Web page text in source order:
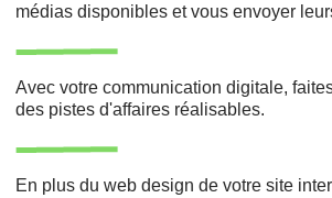
médias disponibles et vous envoyer
Avec votre communication digitale,
des pistes d'affaires réalisables.
En plus du web design de votre site